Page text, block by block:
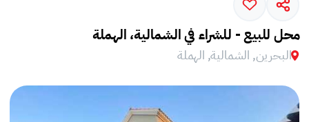
محل للبيع - للشراء في الشمالية، الهملة
البحرين, الشمالية, الهملة